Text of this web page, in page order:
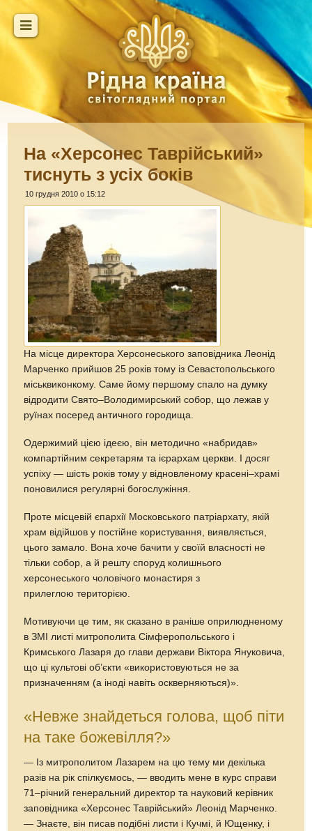
На «Херсонес Таврійський»
тиснуть з усіх боків
10 грудня 2010 о 15:12
На місце директора Херсонеського заповідника Леонід
Марченко прийшов 25 років тому із Севастопольського
міськвиконкому. Саме йому першому спало на думку
відродити Свято–Володимирський собор, що лежав у
руїнах посеред античного городища.
Одержимий цією ідеєю, він методично «набридав»
компартійним секретарям та ієрархам церкви. І досяг
успіху — шість років тому у відновленому красені–храмі
поновилися регулярні богослужіння.
Проте місцевій єпархії Московського патріархату, якій
храм відійшов у постійне користування, виявляється,
цього замало. Вона хоче бачити у своїй власності не
тільки собор, а й решту споруд колишнього
херсонеського чоловічого монастиря з
прилеглою територією.
Мотивуючи це тим, як сказано в раніше оприлюдненому
в ЗМІ листі митрополита Сімферопольського і
Кримського Лазаря до глави держави Віктора Януковича,
що ці культові об’єкти «використовуються не за
призначенням (а іноді навіть оскверняються)».
«Невже знайдеться голова, щоб піти
на таке божевілля?»
— Із митрополитом Лазарем на цю тему ми декілька
разів на рік спілкуємось, — вводить мене в курс справи
71–річний генеральний директор та науковий керівник
заповідника «Херсонес Таврійський» Леонід Марченко.
— Знаєте, він писав подібні листи і Кучмі, й Ющенку, і